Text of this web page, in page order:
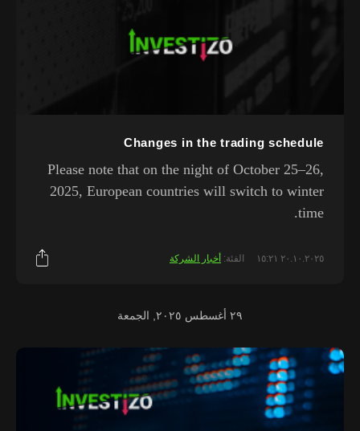
Changes in the trading schedule
Please note that on the night of October 25–26,
2025, European countries will switch to winter
time.
٢٠.١٠.٢٠٢٥ ١٥:٢١ الفئة: أخبار الشركة
٢٩ أغسطس ٢٠٢٥, الجمعة